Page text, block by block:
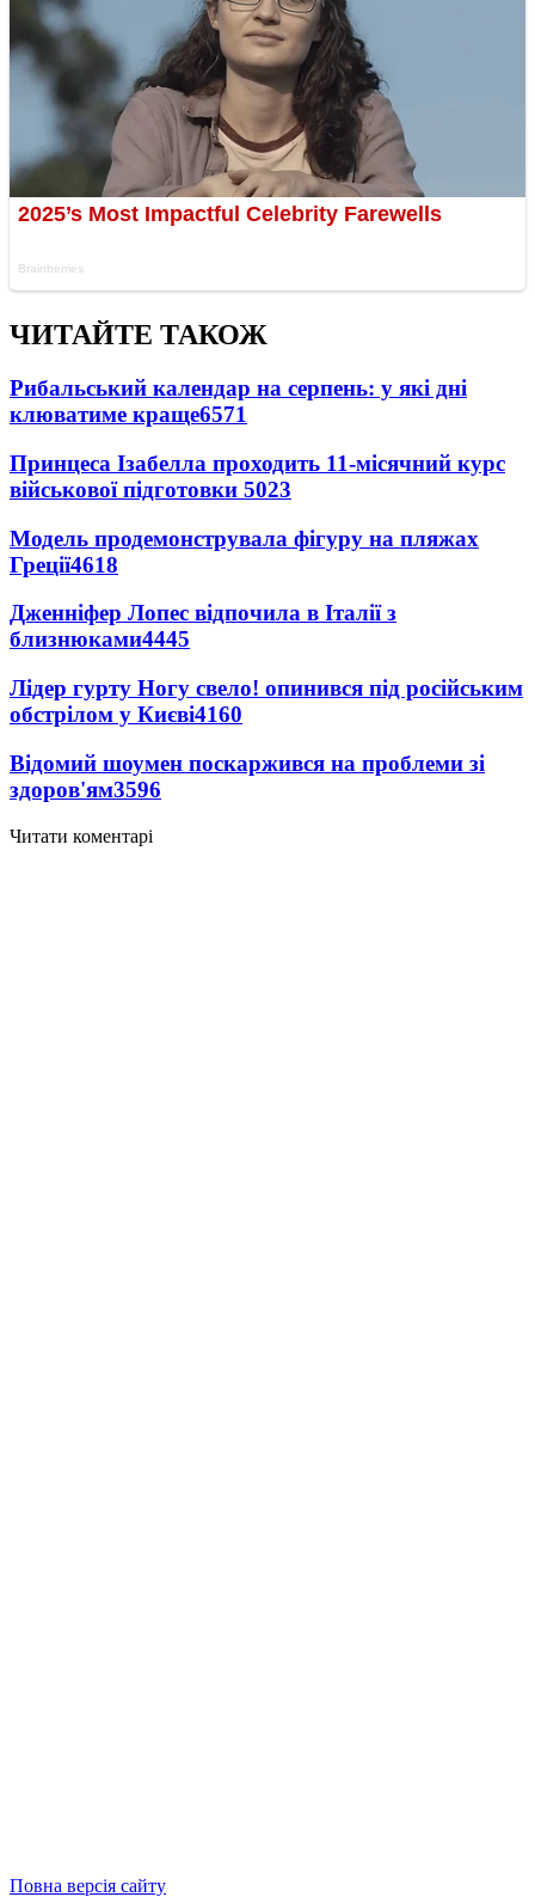
ЧИТАЙТЕ ТАКОЖ
Рибальський календар на серпень: у які дні
клюватиме краще6571
Принцеса Ізабелла проходить 11-місячний курс
військової підготовки 5023
Модель продемонструвала фігуру на пляжах
Греції4618
Дженніфер Лопес відпочила в Італії з
близнюками4445
Лідер гурту Ногу свело! опинився під російським
обстрілом у Києві4160
Відомий шоумен поскаржився на проблеми зі
здоров'ям3596
Читати коментарі
Повна версія сайту